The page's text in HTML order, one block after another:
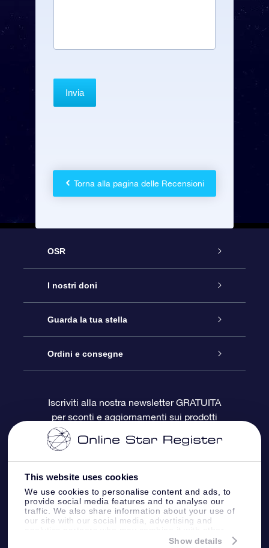
This website uses cookies
We use cookies to personalise content and ads, to
provide social media features and to analyse our
traffic. We also share information about your use of
our site with our social media, advertising and
information that you’ve provided to them or that
Show details
Torna alla pagina delle Recensioni
OSR
Assistenza
Contattaci
Blog
OSR Recensioni
I nostri doni
Online Star Gift
Pacchetto regalo OSR
Gift Card OSR
Doni aziendali
Guarda la tua stella
Registro stellare
Star Page personalizzata
One Million Stars
OSR Starsaver
App VR ‘Fly me to the stars’
Ordini e consegne
Informazioni di Pagamento
Politica di reso
Costellazioni
Iscriviti alla nostra newsletter GRATUITA
per sconti e aggiornamenti sui prodotti